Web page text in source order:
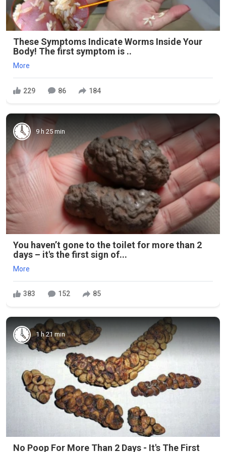
These Symptoms Indicate Worms Inside Your
Body! The first symptom is ..
More
229 86 184
9 h 25 min
You haven’t gone to the toilet for more than 2
days – it's the first sign of...
More
383 152 85
1 h 21 min
No Poop For More Than 2 Days - It's The First